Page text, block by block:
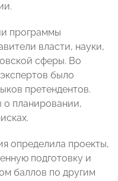
программы
власти, науки,
сферы. Во
было
претендентов.
о планировании,
определила проекты,
подготовку и
баллов по другим